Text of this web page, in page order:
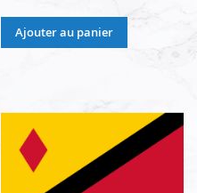
Ajouter au panier